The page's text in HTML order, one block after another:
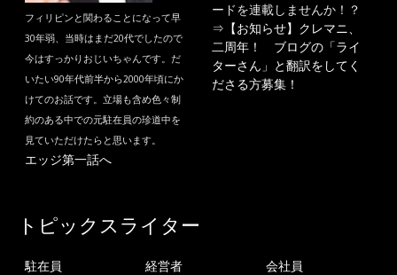
フィリピンと関わることになって早
30年弱、当時はまだ20代でしたので
今はすっかりおじいちゃんです。だ
いたい90年代前半から2000年頃にか
けてのお話です。立場も含め色々制
約のある中での元駐在員の珍道中を
見ていただけたらと思います。
エッジ第一話へ
ードを連載しませんか！？
⇒ 【お知らせ】クレマニ、
二周年！ ブログの「ライ
ターさん」と翻訳をしてく
ださる方募集！
トピックスライター
駐在員
経営者
会社員